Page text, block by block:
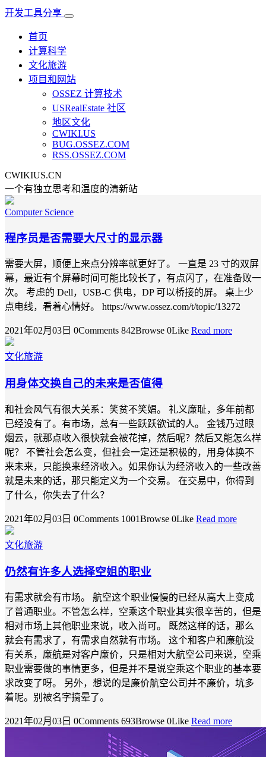
开发工具分享
首页
计算科学
文化旅游
项目和网站
OSSEZ 计算技术
USRealEstate 社区
地区文化
CWIKI.US
BUG.OSSEZ.COM
RSS.OSSEZ.COM
CWIKIUS.CN
一个有独立思考和温度的清新站
Computer Science
程序员是否需要大尺寸的显示器
需要大屏，顺便上来点分辨率就更好了。 一直是 23 寸的双屏
幕，最近有个屏幕时间可能比较长了，有点闪了，在准备败一
次。 考虑的 Dell，USB-C 供电，DP 可以桥接的屏。 桌上少
点电线，看着心情好。 https://www.ossez.com/t/topic/13272
2021年02月03日 0Comments 842Browse 0Like Read more
文化旅游
用身体交换自己的未来是否值得
和社会风气有很大关系：笑贫不笑娼。 礼义廉耻，多年前都
已经没有了。有市场，总有一些跃跃欲试的人。 金钱乃过眼
烟云，就那点收入很快就会被花掉，然后呢？然后又能怎么样
呢？ 不管社会怎么变，但社会一定还是积极的，用身体换不
来未来，只能换来经济收入。如果你认为经济收入的一些改善
就是未来的话，那只能定义为一个交易。 在交易中，你得到
了什么，你失去了什么？
2021年02月03日 0Comments 1001Browse 0Like Read more
文化旅游
仍然有许多人选择空姐的职业
有需求就会有市场。 航空这个职业慢慢的已经从高大上变成
了普通职业。不管怎么样，空乘这个职业其实很辛苦的，但是
相对市场上其他职业来说，收入尚可。 既然这样的话，那么
就会有需求了，有需求自然就有市场。 这个和客户和廉航没
有关系，廉航是对客户廉价，只是相对大航空公司来说，空乘
职业需要做的事情更多，但是并不是说空乘这个职业的基本要
求改变了呀。 另外，想说的是廉价航空公司并不廉价，坑多
着呢。别被名字搞晕了。
2021年02月03日 0Comments 693Browse 0Like Read more